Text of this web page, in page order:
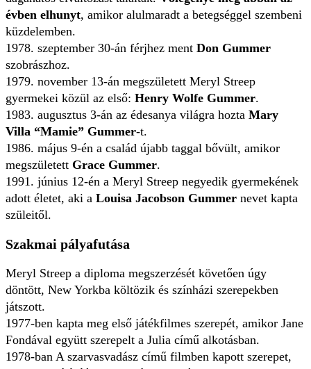
évben elhunyt, amikor alulmaradt a betegséggel szembeni
küzdelemben.
1978. szeptember 30-án férjhez ment Don Gummer
szobrászhoz.
1979. november 13-án megszületett Meryl Streep
gyermekei közül az első: Henry Wolfe Gummer.
1983. augusztus 3-án az édesanya világra hozta Mary
Villa “Mamie” Gummer-t.
1986. május 9-én a család újabb taggal bővült, amikor
megszületett Grace Gummer.
1991. június 12-én a Meryl Streep negyedik gyermekének
adott életet, aki a Louisa Jacobson Gummer nevet kapta
szüleitől.
Szakmai pályafutása
Meryl Streep a diploma megszerzését követően úgy
döntött, New Yorkba költözik és színházi szerepekben
játszott.
1977-ben kapta meg első játékfilmes szerepét, amikor Jane
Fondával együtt szerepelt a Julia című alkotásban.
1978-ban A szarvasvadász című filmben kapott szerepet,